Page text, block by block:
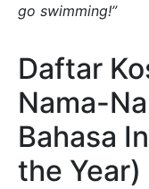
go swimming!”
Daftar
Nama-
Bahasa
the Year)